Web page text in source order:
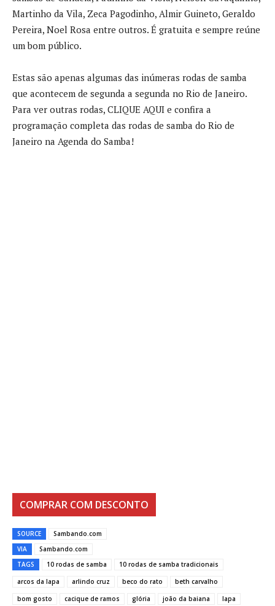
Martinho da Vila, Zeca Pagodinho, Almir Guineto, Geraldo
Pereira, Noel Rosa entre outros. É gratuita e sempre reúne
um bom público.
Estas são apenas algumas das inúmeras rodas de samba
que acontecem de segunda a segunda no Rio de Janeiro.
Para ver outras rodas, CLIQUE AQUI e confira a
programação completa das rodas de samba do Rio de
Janeiro na Agenda do Samba!
COMPRAR COM DESCONTO
SOURCE
Sambando.com
VIA
Sambando.com
TAGS
10 rodas de samba
10 rodas de samba tradicionais
arcos da lapa
arlindo cruz beco do rato
beth carvalho
bom gosto
cacique de ramos glória joão da baiana
lapa